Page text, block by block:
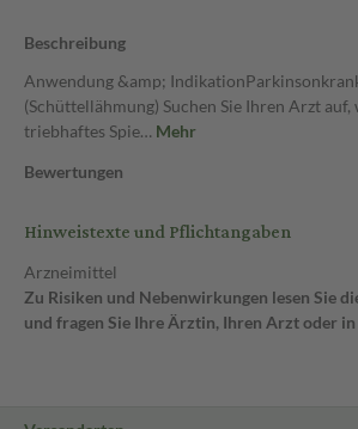
Beschreibung
Anwendung &amp;
(Schüttellähmung) Suchen Sie Ihren Arzt
triebhaftes Spie… Mehr
Bewertungen
Hinweistexte und Pflichtangaben
Arzneimittel
Zu Risiken und Nebenwirkungen lesen Sie
und fragen Sie Ihre Ärztin, Ihren Arzt oder